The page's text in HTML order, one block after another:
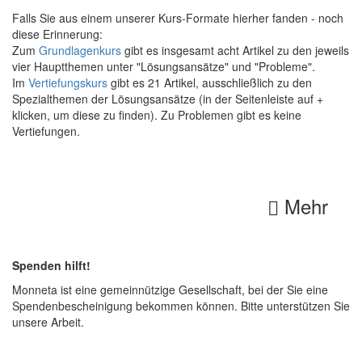
Falls Sie aus einem unserer Kurs-Formate hierher fanden - noch
diese Erinnerung:
Zum Grundlagenkurs gibt es insgesamt acht Artikel zu den jeweils
vier Hauptthemen unter "Lösungsansätze" und "Probleme".
Im Vertiefungskurs gibt es 21 Artikel, ausschließlich zu den
Spezialthemen der Lösungsansätze (in der Seitenleiste auf +
klicken, um diese zu finden). Zu Problemen gibt es keine
Vertiefungen.
Mehr
Spenden hilft!
Monneta ist eine gemeinnützige Gesellschaft, bei der Sie eine
Spendenbescheinigung bekommen können. Bitte unterstützen Sie
unsere Arbeit.